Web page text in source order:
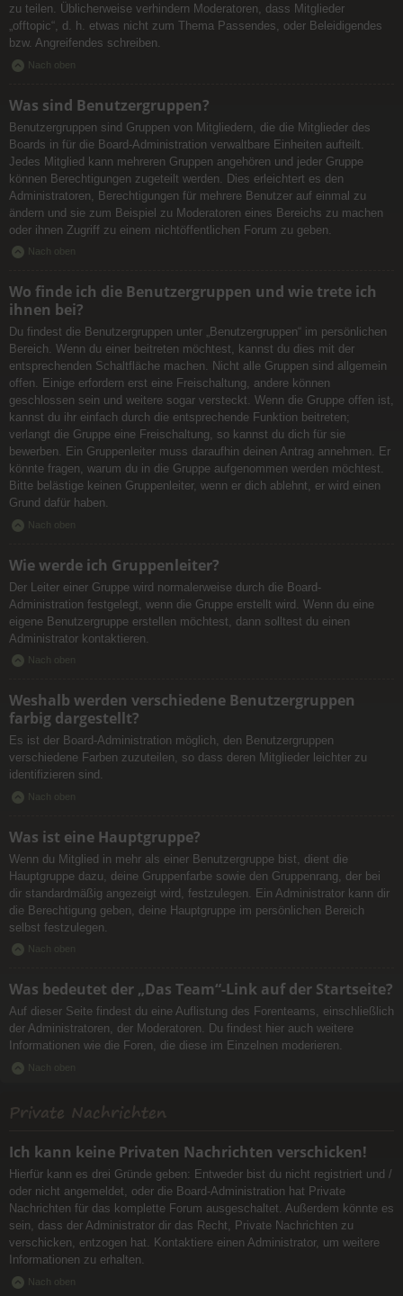
zu teilen. Üblicherweise verhindern Moderatoren, dass Mitglieder
„offtopic“, d. h. etwas nicht zum Thema Passendes, oder Beleidigendes
bzw. Angreifendes schreiben.
Nach oben
Was sind Benutzergruppen?
Benutzergruppen sind Gruppen von Mitgliedern, die die Mitglieder des
Boards in für die Board-Administration verwaltbare Einheiten aufteilt.
Jedes Mitglied kann mehreren Gruppen angehören und jeder Gruppe
können Berechtigungen zugeteilt werden. Dies erleichtert es den
Administratoren, Berechtigungen für mehrere Benutzer auf einmal zu
ändern und sie zum Beispiel zu Moderatoren eines Bereichs zu machen
oder ihnen Zugriff zu einem nichtöffentlichen Forum zu geben.
Nach oben
Wo finde ich die Benutzergruppen und wie trete ich
ihnen bei?
Du findest die Benutzergruppen unter „Benutzergruppen“ im persönlichen
Bereich. Wenn du einer beitreten möchtest, kannst du dies mit der
entsprechenden Schaltfläche machen. Nicht alle Gruppen sind allgemein
offen. Einige erfordern erst eine Freischaltung, andere können
geschlossen sein und weitere sogar versteckt. Wenn die Gruppe offen ist,
kannst du ihr einfach durch die entsprechende Funktion beitreten;
verlangt die Gruppe eine Freischaltung, so kannst du dich für sie
bewerben. Ein Gruppenleiter muss daraufhin deinen Antrag annehmen. Er
könnte fragen, warum du in die Gruppe aufgenommen werden möchtest.
Bitte belästige keinen Gruppenleiter, wenn er dich ablehnt, er wird einen
Grund dafür haben.
Nach oben
Wie werde ich Gruppenleiter?
Der Leiter einer Gruppe wird normalerweise durch die Board-
Administration festgelegt, wenn die Gruppe erstellt wird. Wenn du eine
eigene Benutzergruppe erstellen möchtest, dann solltest du einen
Administrator kontaktieren.
Nach oben
Weshalb werden verschiedene Benutzergruppen
farbig dargestellt?
Es ist der Board-Administration möglich, den Benutzergruppen
verschiedene Farben zuzuteilen, so dass deren Mitglieder leichter zu
identifizieren sind.
Nach oben
Was ist eine Hauptgruppe?
Wenn du Mitglied in mehr als einer Benutzergruppe bist, dient die
Hauptgruppe dazu, deine Gruppenfarbe sowie den Gruppenrang, der bei
dir standardmäßig angezeigt wird, festzulegen. Ein Administrator kann dir
die Berechtigung geben, deine Hauptgruppe im persönlichen Bereich
selbst festzulegen.
Nach oben
Was bedeutet der „Das Team“-Link auf der Startseite?
Auf dieser Seite findest du eine Auflistung des Forenteams, einschließlich
der Administratoren, der Moderatoren. Du findest hier auch weitere
Informationen wie die Foren, die diese im Einzelnen moderieren.
Nach oben
Private Nachrichten
Ich kann keine Privaten Nachrichten verschicken!
Hierfür kann es drei Gründe geben: Entweder bist du nicht registriert und /
oder nicht angemeldet, oder die Board-Administration hat Private
Nachrichten für das komplette Forum ausgeschaltet. Außerdem könnte es
sein, dass der Administrator dir das Recht, Private Nachrichten zu
verschicken, entzogen hat. Kontaktiere einen Administrator, um weitere
Informationen zu erhalten.
Nach oben